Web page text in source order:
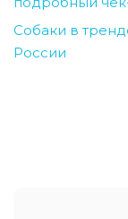
Собаки в
России